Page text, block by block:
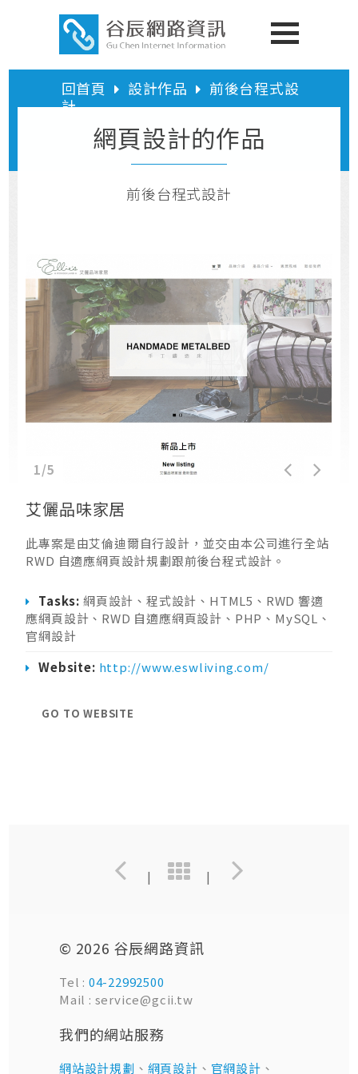
回首頁 設計作品
前後台程式設
計
網頁設計的作品
前後台程式設計
1/5
艾儷品味家居
此專案是由艾倫迪爾自行設計，並交由本公司進行全站
RWD 自適應網頁設計規劃跟前後台程式設計。
Tasks: 網頁設計、程式設計、HTML5、RWD 響適
應網頁設計、RWD 自適應網頁設計、PHP、MySQL、
官網設計
Website: http://www.eswliving.com/
GO TO WEBSITE
| |
© 2026 谷辰網路資訊
Tel : 04-22992500
Mail : service@gcii.tw
我們的網站服務
網站設計規劃 、 網頁設計 、 官網設計 、